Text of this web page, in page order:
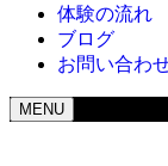
体験の流れ
ブログ
お問い合わ
MENU